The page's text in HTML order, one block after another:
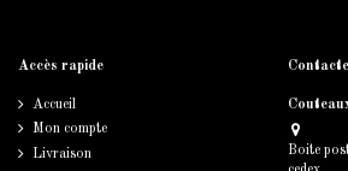
Accès rapide
Accueil
Mon compte
Livraison
Boite